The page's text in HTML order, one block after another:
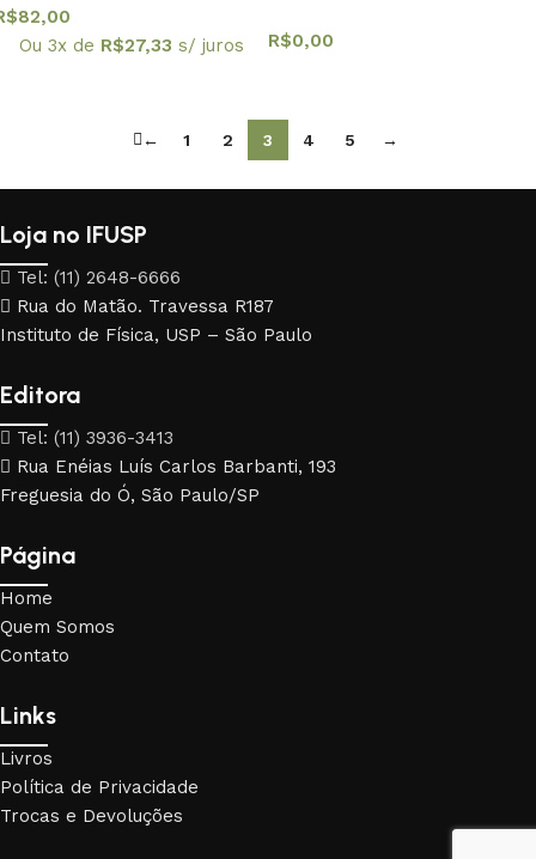
82,00
Ou 3x de R$27,33 s/ juros R$0,00
← 1 2 3 4 5 →
Loja no IFUSP
Tel: (11) 2648-6666
Rua do Matão. Travessa R187
Instituto de Física, USP – São Paulo
Editora
Tel: (11) 3936-3413
Rua Enéias Luís Carlos Barbanti, 193
Freguesia do Ó, São Paulo/SP
Página
Home
Quem Somos
Contato
Links
Livros
Política de Privacidade
Trocas e Devoluções